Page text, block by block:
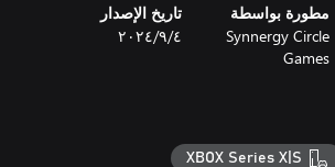
مطورة بواسطة
Synnergy Circle
Games
تاريخ الإصدار
٤‏/٩‏/٢٠٢٤
XBOX Series X|S